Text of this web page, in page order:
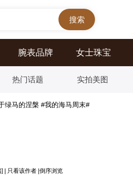
腕表品牌 女士珠宝
热门话题 实拍美图
绿马的涅槃 #我的海马周末#
只看该作者 倒序浏览